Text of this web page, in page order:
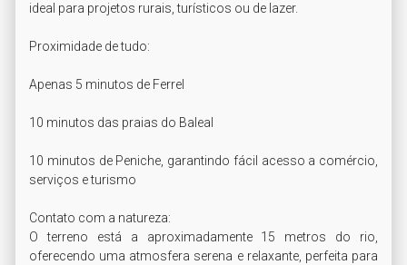
ideal para projetos rurais, turísticos ou de lazer.
Proximidade de tudo:
Apenas 5 minutos de Ferrel
10 minutos das praias do Baleal
10 minutos de Peniche, garantindo fácil acesso a comércio,
serviços e turismo
Contato com a natureza:
O terreno está a aproximadamente 15 metros do rio,
oferecendo uma atmosfera serena e relaxante, perfeita para